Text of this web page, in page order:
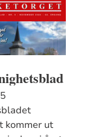
kommer ut